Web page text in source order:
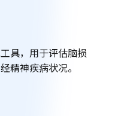
具，用于评估脑损
精神疾病状况。